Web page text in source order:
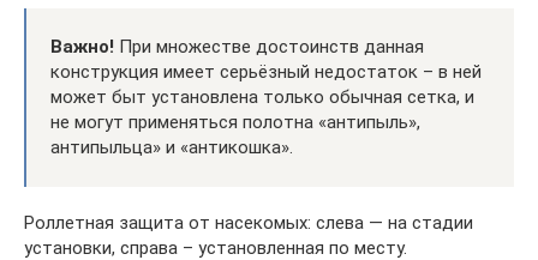
Важно! При множестве достоинств данная
конструкция имеет серьёзный недостаток – в ней
может быт установлена только обычная сетка, и
не могут применяться полотна «антипыль»,
антипыльца» и «антикошка».
Роллетная защита от насекомых: слева — на стадии
установки, справа – установленная по месту.